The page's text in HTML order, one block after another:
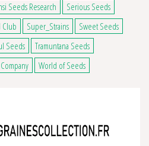
Seeds Research
Serious Seeds
Club Super_Strains
Sweet Seeds
Seeds
Tramuntana Seeds
World of Seeds